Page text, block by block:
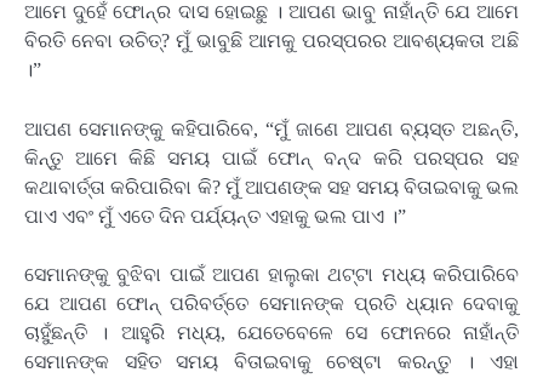
ଆମେ ଦୁହେଁ ଫୋନ୍‌ର ଦାସ ହୋଇଛୁ । ଆପଣ ଭାବୁ ନାହାଁନ୍ତି ଯେ ଆମେ
ବିରତି ନେବା ଉଚିତ୍‌? ମୁଁ ଭାବୁଛି ଆମକୁ ପରସ୍ପରର ଆବଶ୍ୟକତା ଅଛି
।”
ଆପଣ ସେମାନଙ୍କୁ କହିପାରିବେ, “ମୁଁ ଜାଣେ ଆପଣ ବ୍ୟସ୍ତ ଅଛନ୍ତି,
କିନ୍ତୁ ଆମେ କିଛି ସମୟ ପାଇଁ ଫୋନ୍ ବନ୍ଦ କରି ପରସ୍ପର ସହ
କଥାବାର୍ତ୍ତା କରିପାରିବା କି? ମୁଁ ଆପଣଙ୍କ ସହ ସମୟ ବିତାଇବାକୁ ଭଲ
ପାଏ ଏବଂ ମୁଁ ଏତେ ଦିନ ପର୍ଯ୍ୟନ୍ତ ଏହାକୁ ଭଲ ପାଏ ।”
ସେମାନଙ୍କୁ ବୁଝିବା ପାଇଁ ଆପଣ ହାଲୁକା ଥଟ୍ଟା ମଧ୍ୟ କରିପାରିବେ
ଯେ ଆପଣ ଫୋନ୍ ପରିବର୍ତ୍ତେ ସେମାନଙ୍କ ପ୍ରତି ଧ୍ୟାନ ଦେବାକୁ
ଚାହୁଁଛନ୍ତି । ଆହୁରି ମଧ୍ୟ, ଯେତେବେଳେ ସେ ଫୋନରେ ନାହାଁନ୍ତି
ସେମାନଙ୍କ ସହିତ ସମୟ ବିତାଇବାକୁ ଚେଷ୍ଟା କରନ୍ତୁ । ଏହା